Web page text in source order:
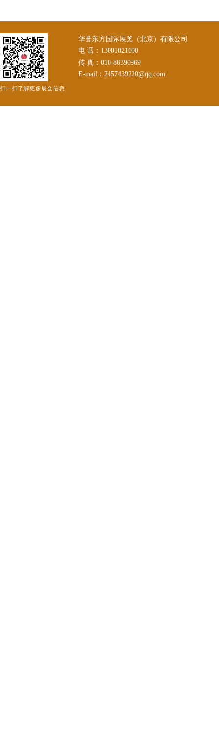
扫一扫了解更多展会信息
华誉东方国际展览（北京）有限公司
电 话：13001021600
传 真：010-86390969
E-mail：2457439220@qq.com